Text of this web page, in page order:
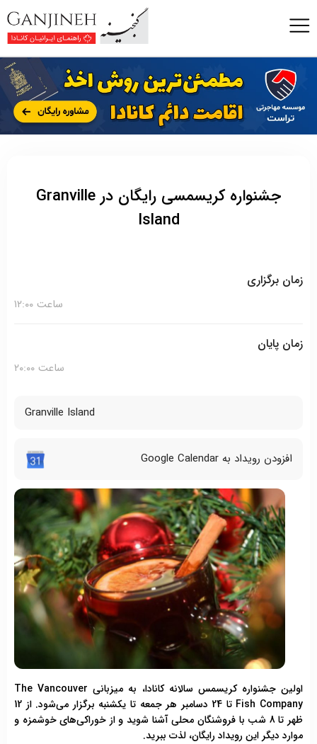
جشنواره کریسمسی رایگان در Granville
Island
زمان برگزاری
ساعت ۱۲:۰۰
زمان پایان
ساعت ۲۰:۰۰
Granville Island
افزودن رویداد به Google Calendar
اولین جشنواره کریسمس سالانه کانادا، به میزبانی The Vancouver
Fish Company تا 24 دسامبر هر جمعه تا یکشنبه برگزار می‌شود. از 12
ظهر تا 8 شب با فروشنگان محلی آشنا شوید و از خوراکی‌های خوشمزه و
موارد دیگر این رویداد رایگان، لذت ببرید.